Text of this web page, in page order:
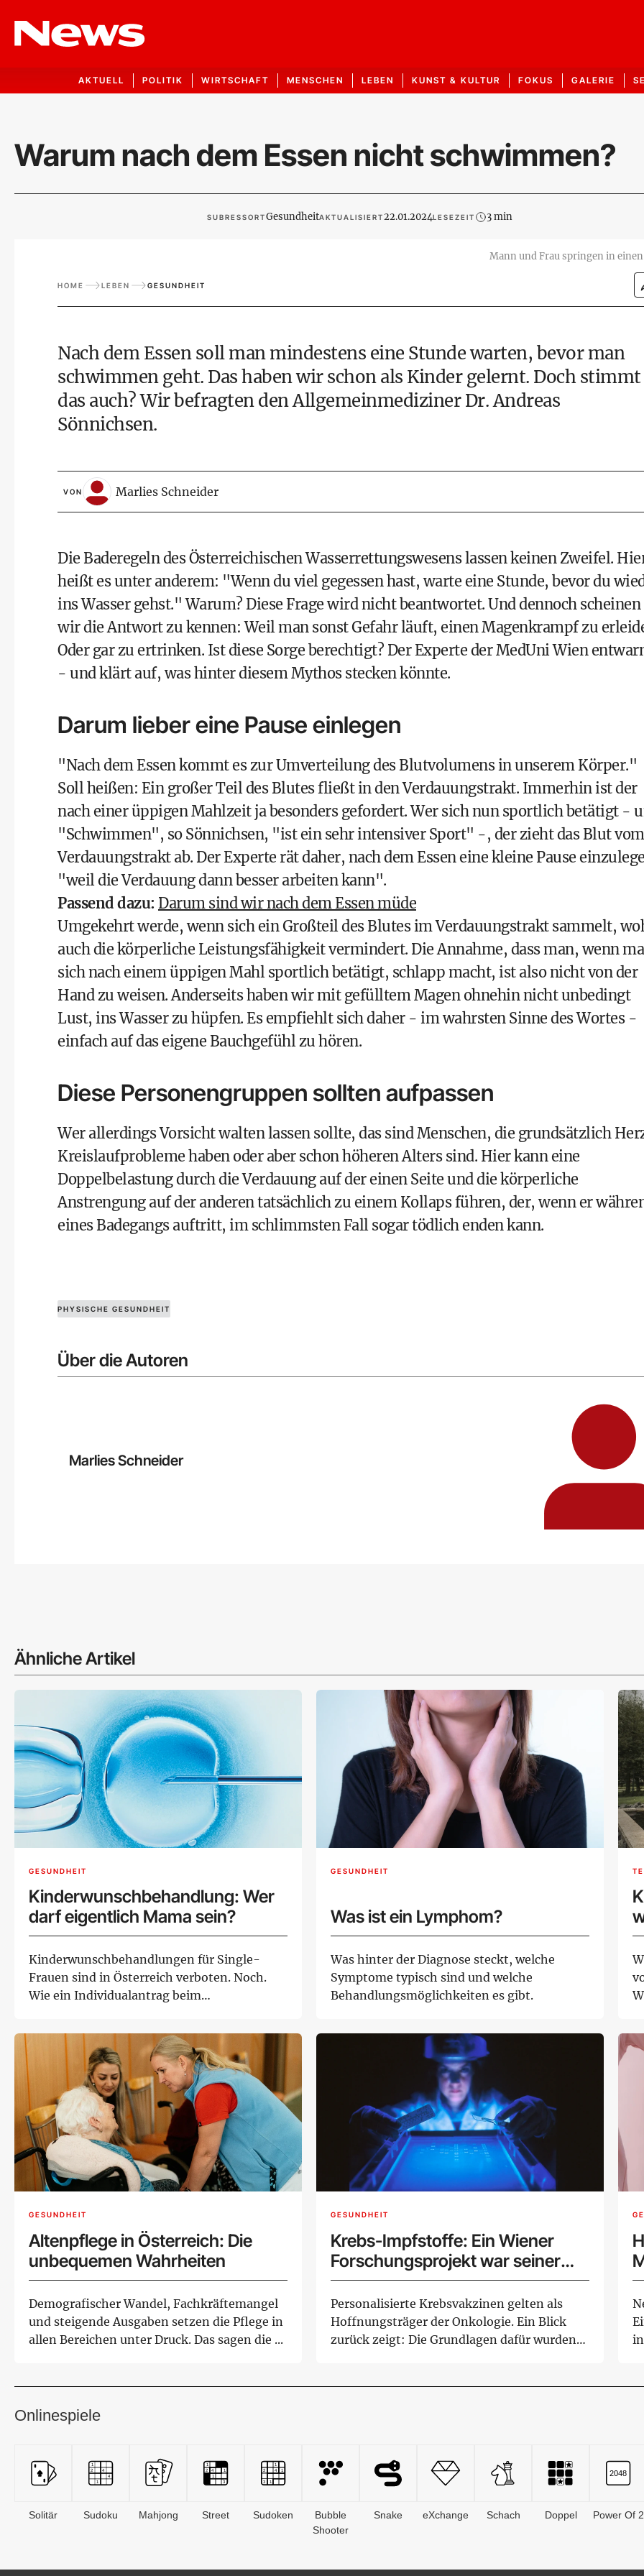
AKTUELL POLITIK WIRTSCHAFT MENSCHEN LEBEN KUNST & KULTUR FOKUS GALERIE
Warum nach dem Essen nicht schwimmen?
SUBRESSORTGesundheitAKTUALISIERT22.01.2024LESEZEIT 3 min
Mann und Frau springen in einen
HOME LEBEN GESUNDHEIT
Nach dem Essen soll man mindestens eine Stunde warten, bevor man
schwimmen geht. Das haben wir schon als Kinder gelernt. Doch stimmt
das auch? Wir befragten den Allgemeinmediziner Dr. Andreas
Sönnichsen.
VON Marlies Schneider
Die Baderegeln des Österreichischen Wasserrettungswesenslassen keinen Zweifel.
heißt es unter anderem: "Wenn du viel gegessen hast, warte eine Stunde, bevor du
ins Wasser gehst." Warum? Diese Frage wird nicht beantwortet. Und dennoch scheinen
wir die Antwort zu kennen: Weil man sonst Gefahr läuft, einen Magenkrampf zu
Oder gar zu ertrinken. Ist diese Sorge berechtigt? Der Experte der MedUni Wien
- und klärt auf, was hinter diesem Mythos stecken könnte.
Darum lieber eine Pause einlegen
"Nach dem Essen kommt es zur Umverteilung des Blutvolumens in unserem Körper."
Soll heißen: Ein großer Teil des Blutes fließt in den Verdauungstrakt. Immerhin ist der
nach einer üppigen Mahlzeit ja besonders gefordert. Wer sich nun sportlich betätigt -
"Schwimmen", so Sönnichsen, "ist ein sehr intensiver Sport" -, der zieht das Blut vom
Verdauungstrakt ab. Der Experte rät daher, nach dem Essen eine kleine Pause
"weil die Verdauung dann besser arbeiten kann".
Passend dazu: Darum sind wir nach dem Essen müde
Umgekehrt werde, wenn sich ein Großteil des Blutes im Verdauungstrakt sammelt,
auch die körperliche Leistungsfähigkeit vermindert. Die Annahme, dass man, wenn
sich nach einem üppigen Mahl sportlich betätigt, schlapp macht, ist also nicht von der
Hand zu weisen. Anderseits haben wir mit gefülltem Magen ohnehin nicht unbedingt
Lust, ins Wasser zu hüpfen. Es empfiehlt sich daher - im wahrsten Sinne des Wortes -
einfach auf das eigene Bauchgefühl zu hören.
Diese Personengruppen sollten aufpassen
Wer allerdings Vorsicht walten lassen sollte, das sind Menschen, die grundsätzlich
Kreislaufprobleme haben oder aber schon höheren Alters sind. Hier kann eine
Doppelbelastung durch die Verdauung auf der einen Seite und die körperliche
Anstrengung auf der anderen tatsächlich zu einem Kollaps führen, der, wenn er
eines Badegangs auftritt, im schlimmsten Fall sogar tödlich enden kann.
PHYSISCHE GESUNDHEIT
Über die Autoren
Marlies Schneider
Ähnliche Artikel
GESUNDHEIT
Kinderwunschbehandlung: Wer
darf eigentlich Mama sein?
Kinderwunschbehandlungen für Single-
Frauen sind in Österreich verboten. Noch.
Wie ein Individualantrag beim
GESUNDHEIT
Was ist ein Lymphom?
Was hinter der Diagnose steckt, welche
Symptome typisch sind und welche
Behandlungsmöglichkeiten es gibt.
GESUNDHEIT
Altenpflege in Österreich: Die
unbequemen Wahrheiten
Demografischer Wandel, Fachkräftemangel
und steigende Ausgaben setzen die Pflege in
allen Bereichen unter Druck. Das sagen die ...
GESUNDHEIT
Krebs-Impfstoffe: Ein Wiener
Forschungsprojekt war seiner
Zeit voraus
Personalisierte Krebsvakzinen gelten als
Hoffnungsträger der Onkologie. Ein Blick
zurück zeigt: Die Grundlagen dafür wurden
Onlinespiele
Solitär Sudoku Mahjong Street Sudoken
Bubble
Shooter
Snake eXchange Schach Doppel Power Of 2